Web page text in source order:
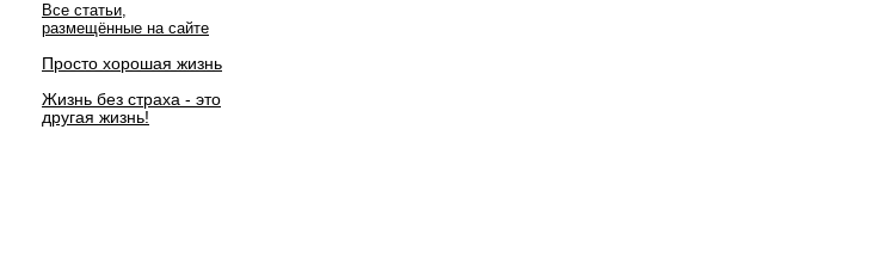
Все статьи,
размещённые на сайте
Просто хорошая жизнь
Жизнь без страха - это
другая жизнь!